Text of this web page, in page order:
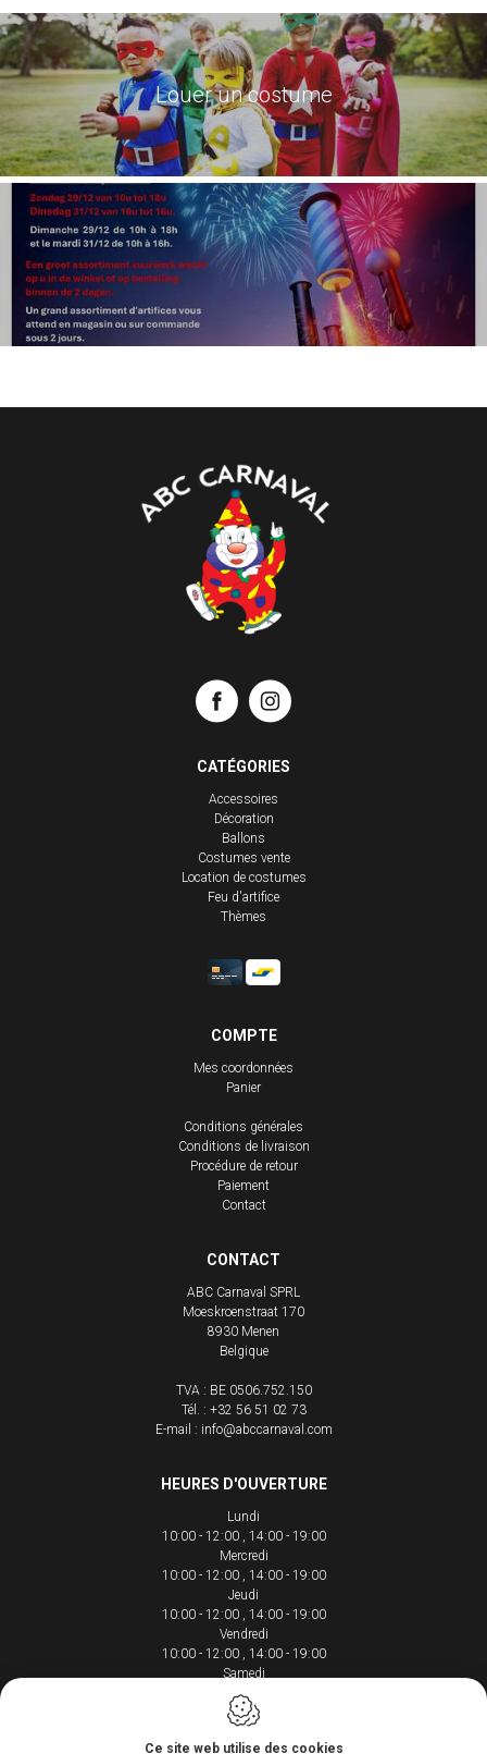
Louer un costume
CATÉGORIES
Accessoires
Décoration
Ballons
Costumes vente
Location de costumes
Feu d'artifice
Thèmes
COMPTE
Mes coordonnées
Panier
Conditions générales
Conditions de livraison
Procédure de retour
Paiement
Contact
CONTACT
ABC Carnaval SPRL
Moeskroenstraat 170
8930 Menen
Belgique
TVA : BE 0506.752.150
Tél. : +32 56 51 02 73
E-mail : info@abccarnaval.com
HEURES D'OUVERTURE
Lundi
10:00 - 12:00
14:00 - 19:00
Mercredi
10:00 - 12:00
14:00 - 19:00
Jeudi
10:00 - 12:00
14:00 - 19:00
Vendredi
10:00 - 12:00
14:00 - 19:00
Samedi
10:00 - 12:00
14:00 - 18:00
Ce site web utilise des cookies